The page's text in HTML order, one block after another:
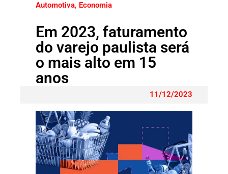
Automotiva, Economia
Em 2023, faturamento
do varejo paulista será
o mais alto em 15
anos
11/12/2023